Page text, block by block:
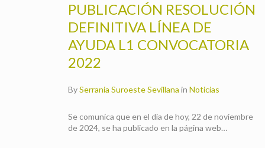
PUBLICACIÓN RESOLUCIÓN
DEFINITIVA LÍNEA DE
AYUDA L1 CONVOCATORIA
2022
BySerrania Suroeste Sevillana in Noticias
Se comunica que en el día de hoy, 22 de noviembre
de 2024, se ha publicado en la página web…